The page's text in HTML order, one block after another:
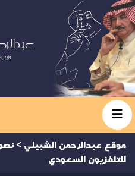
موقع عبدالرحمن الشبيلي >
للتلفزيون السعودي